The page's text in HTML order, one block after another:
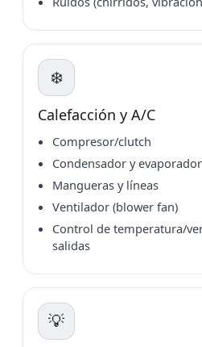
❄️
Calefacción y A/C
Compresor/clutch
Condensador y evaporador
Mangueras y líneas
Ventilador (blower fan)
Control de temperatura/
salidas
💡